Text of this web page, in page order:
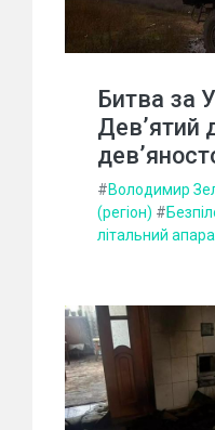
Битва за
Дев’ятий
#Володимир
(регіон) #
літальний